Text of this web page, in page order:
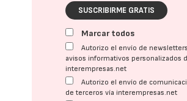
SUSCRIBIRME GRATIS
Marcar todos
Autorizo el envío de
avisos informativos personalizados
interempresas.net
Autorizo el envío de
de terceros vía interempresas.net